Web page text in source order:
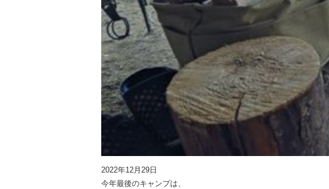
2022年12月29日
今年最後のキャンプは、